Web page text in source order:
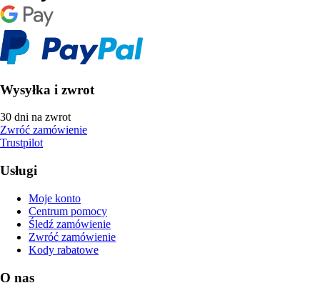
Wysyłka i zwrot
30 dni na zwrot
Zwróć zamówienie
Trustpilot
Usługi
Moje konto
Centrum pomocy
Śledź zamówienie
Zwróć zamówienie
Kody rabatowe
O nas